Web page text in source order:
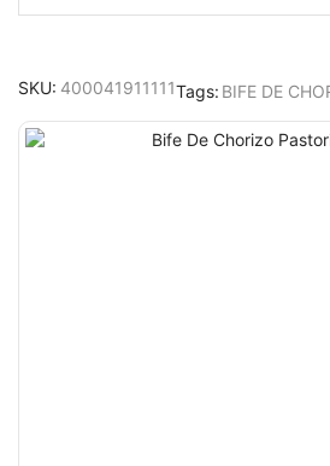
SKU: 400041911111Tags: BIFE DE